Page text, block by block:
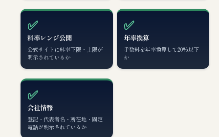
✅
料率レンジ公開
公式サイトに料率下限・上限が
明示されているか
✅
年率換算
手数料を年率換算して20%以下
か
✅
会社情報
登記・代表者名・所在地・固定
電話が明示されているか